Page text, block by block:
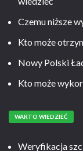
Czemu niższe
Kto może
Nowy Polski
Kto może
WARTO WIEDZIEĆ
Weryfikacja